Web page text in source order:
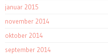
januar 2015
november 2014
oktober 2014
september 2014